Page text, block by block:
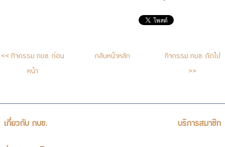
<< กิจกรรม กบข. ก่อน
หน้า
กลับหน้าหลัก กิจกรรม กบข. ถัดไป
>>
เกี่ยวกับ กบข. บริการสมาชิก